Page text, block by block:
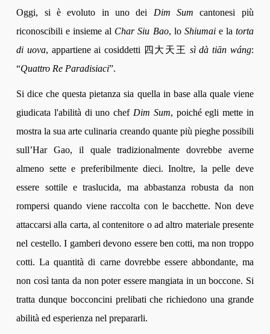
Oggi, si è evoluto in uno dei Dim Sum cantonesi più
riconoscibili e insieme al Char Siu Bao, lo Shiumaie la torta
di uova, appartiene ai cosiddetti 四大天王 sì dà tiān wáng:
“Quattro Re Paradisiaci”.
Si dice che questa pietanza sia quella in base alla quale viene
giudicata l'abilità di uno chef Dim Sum, poiché egli mette in
mostra la sua arte culinaria creando quante più pieghe possibili
sull’Har Gao, il quale tradizionalmente dovrebbe averne
almeno sette e preferibilmente dieci. Inoltre, la pelle deve
essere sottile e traslucida, ma abbastanza robusta da non
rompersi quando viene raccolta con le bacchette. Non deve
attaccarsi alla carta, al contenitore o ad altro materiale presente
nel cestello. I gamberi devono essere ben cotti, ma non troppo
cotti. La quantità di carne dovrebbe essere abbondante, ma
non così tanta da non poter essere mangiata in un boccone. Si
tratta dunque bocconcini prelibati che richiedono una grande
abilità ed esperienza nel prepararli.